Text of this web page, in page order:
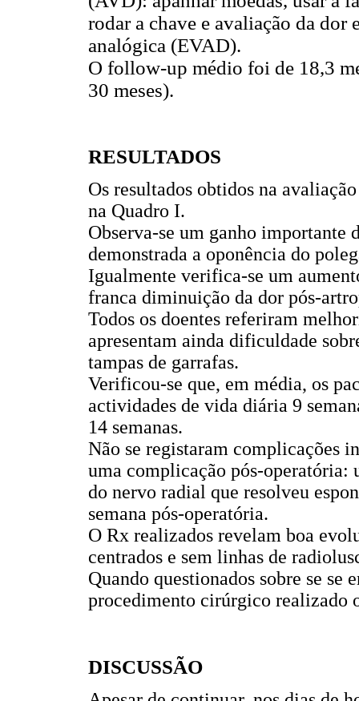
rodar a chave e avaliação da dor
analógica (EVAD).
O follow-up médio foi de 18,3
30 meses).
RESULTADOS
Os resultados obtidos na
na Quadro I.
Observa-se um ganho importante
demonstrada a oponência do
Igualmente verifica-se um
franca diminuição da dor pós-
Todos os doentes referiram
apresentam ainda dificuldade
tampas de garrafas.
Verificou-se que, em média, os
actividades de vida diária 9
14 semanas.
Não se registaram complicações
uma complicação pós-operatória:
do nervo radial que resolveu
semana pós-operatória.
O Rx realizados revelam boa
centrados e sem linhas de
Quando questionados sobre se
procedimento cirúrgico realizado
DISCUSSÃO